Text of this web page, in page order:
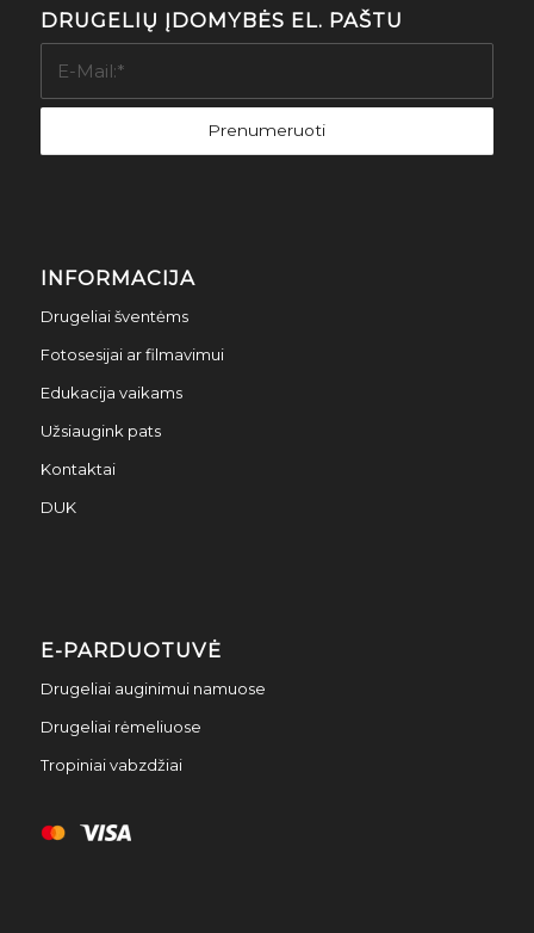
DRUGELIŲ ĮDOMYBĖS EL. PAŠTU
INFORMACIJA
Drugeliai šventėms
Fotosesijai ar filmavimui
Edukacija vaikams
Užsiaugink pats
Kontaktai
DUK
E-PARDUOTUVĖ
Drugeliai auginimui namuose
Drugeliai rėmeliuose
Tropiniai vabzdžiai